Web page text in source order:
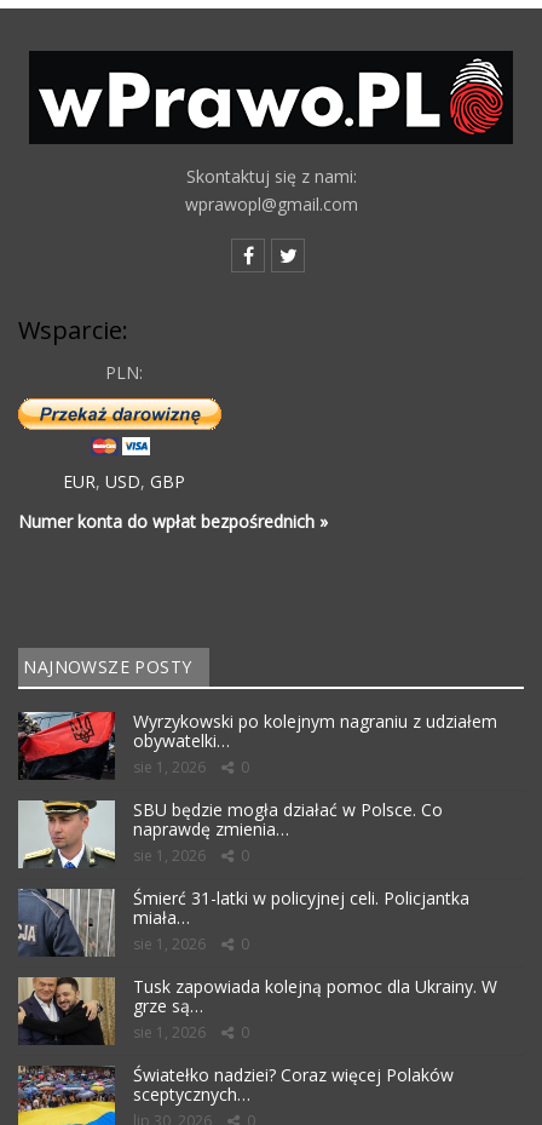
Skontaktuj się z nami:
wprawopl@gmail.com
Wsparcie:
PLN:
EUR, USD, GBP
Numer konta do wpłat bezpośrednich »
NAJNOWSZE POSTY
Wyrzykowski po kolejnym nagraniu z udziałem
obywatelki…
sie 1, 2026 0
SBU będzie mogła działać w Polsce. Co
naprawdę zmienia…
sie 1, 2026 0
Śmierć 31-latki w policyjnej celi. Policjantka
miała…
sie 1, 2026 0
Tusk zapowiada kolejną pomoc dla Ukrainy. W
grze są…
sie 1, 2026 0
Światełko nadziei? Coraz więcej Polaków
sceptycznych…
lip 30, 2026 0